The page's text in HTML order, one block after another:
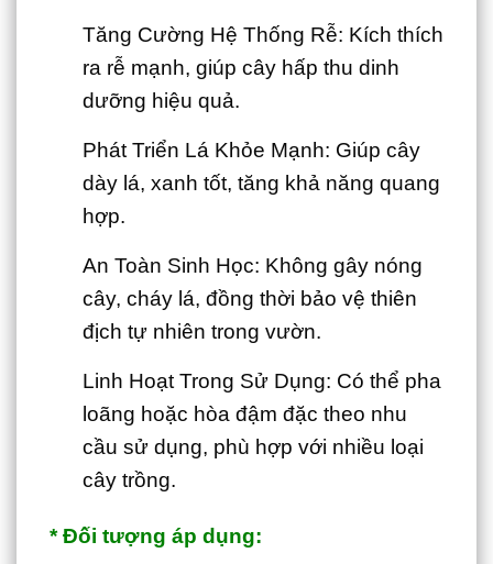
Tăng Cường Hệ Thống Rễ: Kích thích
ra rễ mạnh, giúp cây hấp thu dinh
dưỡng hiệu quả.
Phát Triển Lá Khỏe Mạnh: Giúp cây
dày lá, xanh tốt, tăng khả năng quang
hợp.
An Toàn Sinh Học: Không gây nóng
cây, cháy lá, đồng thời bảo vệ thiên
địch tự nhiên trong vườn.
Linh Hoạt Trong Sử Dụng: Có thể pha
loãng hoặc hòa đậm đặc theo nhu
cầu sử dụng, phù hợp với nhiều loại
cây trồng.
* Đối tượng áp dụng: